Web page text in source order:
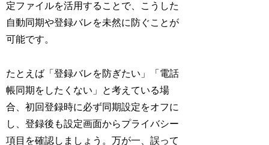
定ファイルを活用することで、こうした
自動同期や登録バレを未然に防ぐことが
可能です。
たとえば「登録バレを防ぎたい」「電話
帳同期をしたくない」と考えている場
合、初回登録時に必ず同期設定をオフに
し、登録後も設定画面からプライバシー
項目を確認しましょう。万が一、誤って